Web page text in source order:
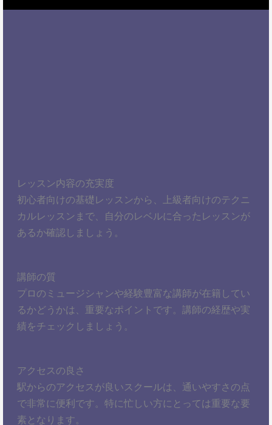
レッスン内容の充実度
初心者向けの基礎レッスンから、上級者向けのテクニ
カルレッスンまで、自分のレベルに合ったレッスンが
あるか確認しましょう。
講師の質
プロのミュージシャンや経験豊富な講師が在籍してい
るかどうかは、重要なポイントです。講師の経歴や実
績をチェックしましょう。
アクセスの良さ
駅からのアクセスが良いスクールは、通いやすさの点
で非常に便利です。特に忙しい方にとっては重要な要
素となります。